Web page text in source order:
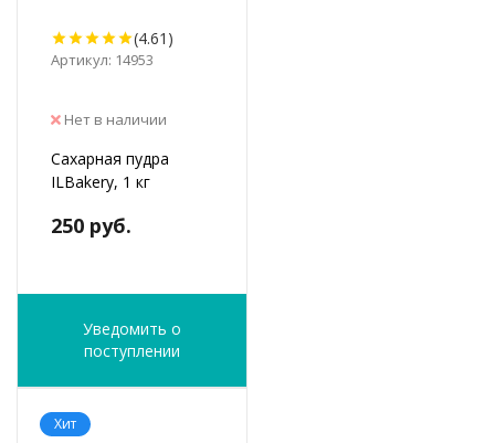
(4.61)
Артикул: 14953
Нет в наличии
Сахарная пудра
ILBakery, 1 кг
250 руб.
Уведомить о
поступлении
Хит